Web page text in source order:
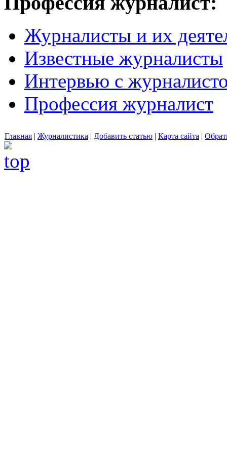
Журналисты и их
Известные журналисты
Интервью с
Профессия журналист
Главная | Журналистика | Добавить статью | Карта сайта |